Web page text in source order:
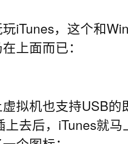
iTunes，这个和
上面而已：
拟机也支持USB
上去后，iTunes就